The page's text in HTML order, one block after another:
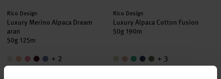
Hersteller:
Rico Design
Luxury Merino Alpaca Dream
aran
50g 125m
+ 2
Hersteller:
Rico Design
Luxury Alpaca Cotton Fusion
50g 190m
+ 3